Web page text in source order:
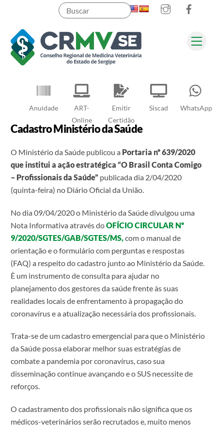
content
Instagram
Anuidade
ART-
Online
Emitir
Certidão
Siscad WhatsApp
Cadastro Ministério da Saúde
O Ministério da Saúde publicou a Portaria nº 639/2020
que institui a ação estratégica “O Brasil Conta Comigo
– Profissionais da Saúde” publicada dia 2/04/2020
(quinta-feira) no Diário Oficial da União.
No dia 09/04/2020 o Ministério da Saúde divulgou uma
Nota Informativa através doOFÍCIO CIRCULAR Nº
9/2020/SGTES/GAB/SGTES/MS, com o manual de
orientação e o formulário com perguntas e respostas
(FAQ) a respeito do cadastro junto ao Ministério da Saúde.
È um instrumento de consulta para ajudar no
planejamento dos gestores da saúde frente às suas
realidades locais de enfrentamento à propagação do
coronavírus e a atualização necessária dos profissionais.
Trata-se de um cadastro emergencial para que o Ministério
da Saúde possa elaborar melhor suas estratégias de
combate a pandemia por coronavírus, caso sua
disseminação continue avançando e o SUS necessite de
reforços.
O cadastramento dos profissionais não significa que os
médicos-veterinários serão recrutados e, muito menos